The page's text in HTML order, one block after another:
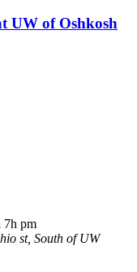
UW of Oshkosh
7h pm
st, South of UW